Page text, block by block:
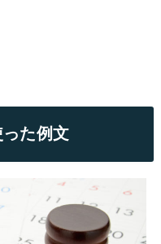
った例文